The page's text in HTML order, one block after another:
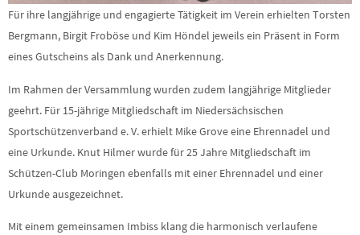
Für ihre langjährige und engagierte Tätigkeit im Verein erhielten Torsten
Bergmann, Birgit Froböse und Kim Höndel jeweils ein Präsent in Form
eines Gutscheins als Dank und Anerkennung.
Im Rahmen der Versammlung wurden zudem langjährige Mitglieder
geehrt. Für 15-jährige Mitgliedschaft im Niedersächsischen
Sportschützenverband e. V. erhielt Mike Grove eine Ehrennadel und
eine Urkunde. Knut Hilmer wurde für 25 Jahre Mitgliedschaft im
Schützen-Club Moringen ebenfalls mit einer Ehrennadel und einer
Urkunde ausgezeichnet.
Mit einem gemeinsamen Imbiss klang die harmonisch verlaufene